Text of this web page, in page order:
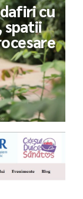
cu
spatii